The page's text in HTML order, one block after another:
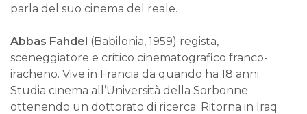
parla del suo cinema del reale.
Abbas Fahdel (Babilonia, 1959) regista,
sceneggiatore e critico cinematografico franco-
iracheno. Vive in Francia da quando ha 18 anni.
Studia cinema all’Università della Sorbonne
ottenendo un dottorato di ricerca. Ritorna in Iraq